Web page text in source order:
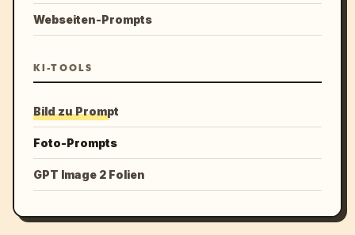
Webseiten-Prompts
KI-TOOLS
Bild zu Prompt
Foto-Prompts
GPT Image 2 Folien